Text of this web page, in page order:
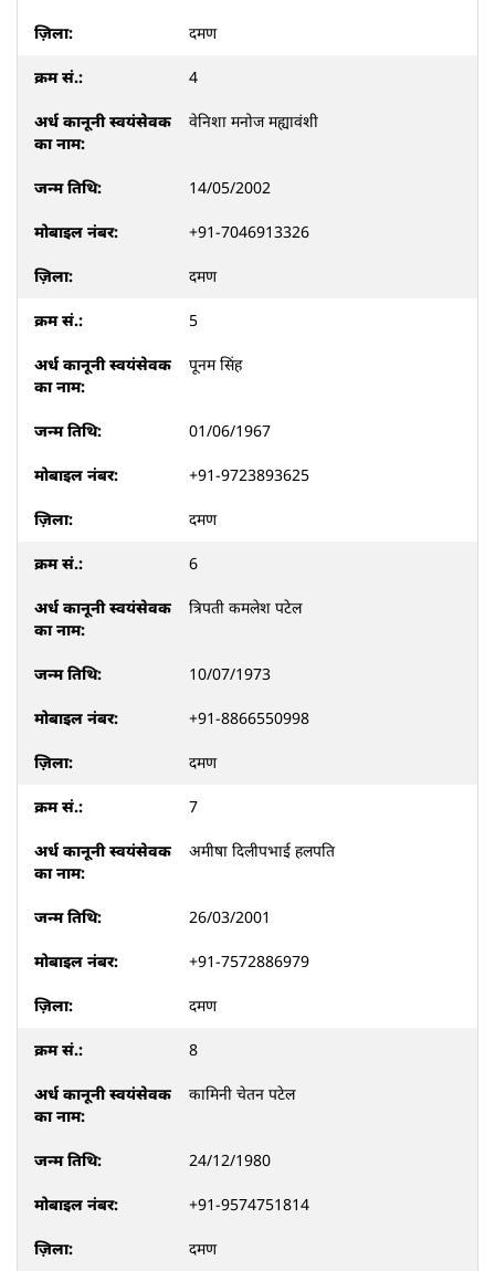
दमण
4
वेनिशा मनोज मह्यावंशी
14/05/2002
+91-7046913326
दमण
5
पूनम सिंह
01/06/1967
+91-9723893625
दमण
6
त्रिपती कमलेश पटेल
10/07/1973
+91-8866550998
दमण
7
अमीषा दिलीपभाई हलपति
26/03/2001
+91-7572886979
दमण
8
कामिनी चेतन पटेल
24/12/1980
+91-9574751814
दमण